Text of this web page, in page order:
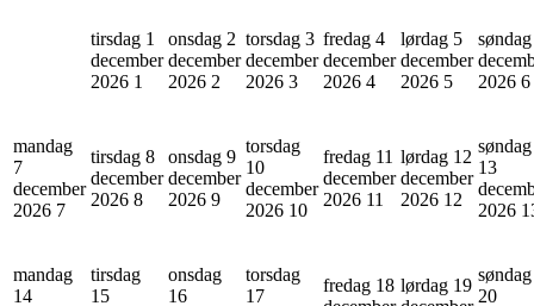
tirsdag 1
december
2026 1
onsdag 2
december
2026 2
torsdag 3
december
2026 3
fredag 4
december
2026 4
lørdag 5
december
2026 5
2026 6
mandag
7
december
2026 7
tirsdag 8
december
2026 8
onsdag 9
december
2026 9
torsdag
10
december
2026 10
fredag 11
december
2026 11
lørdag 12
december
2026 12
søndag
13
2026
mandag
14
tirsdag
15
onsdag
16
torsdag
17
fredag 18 lørdag 19
søndag
20